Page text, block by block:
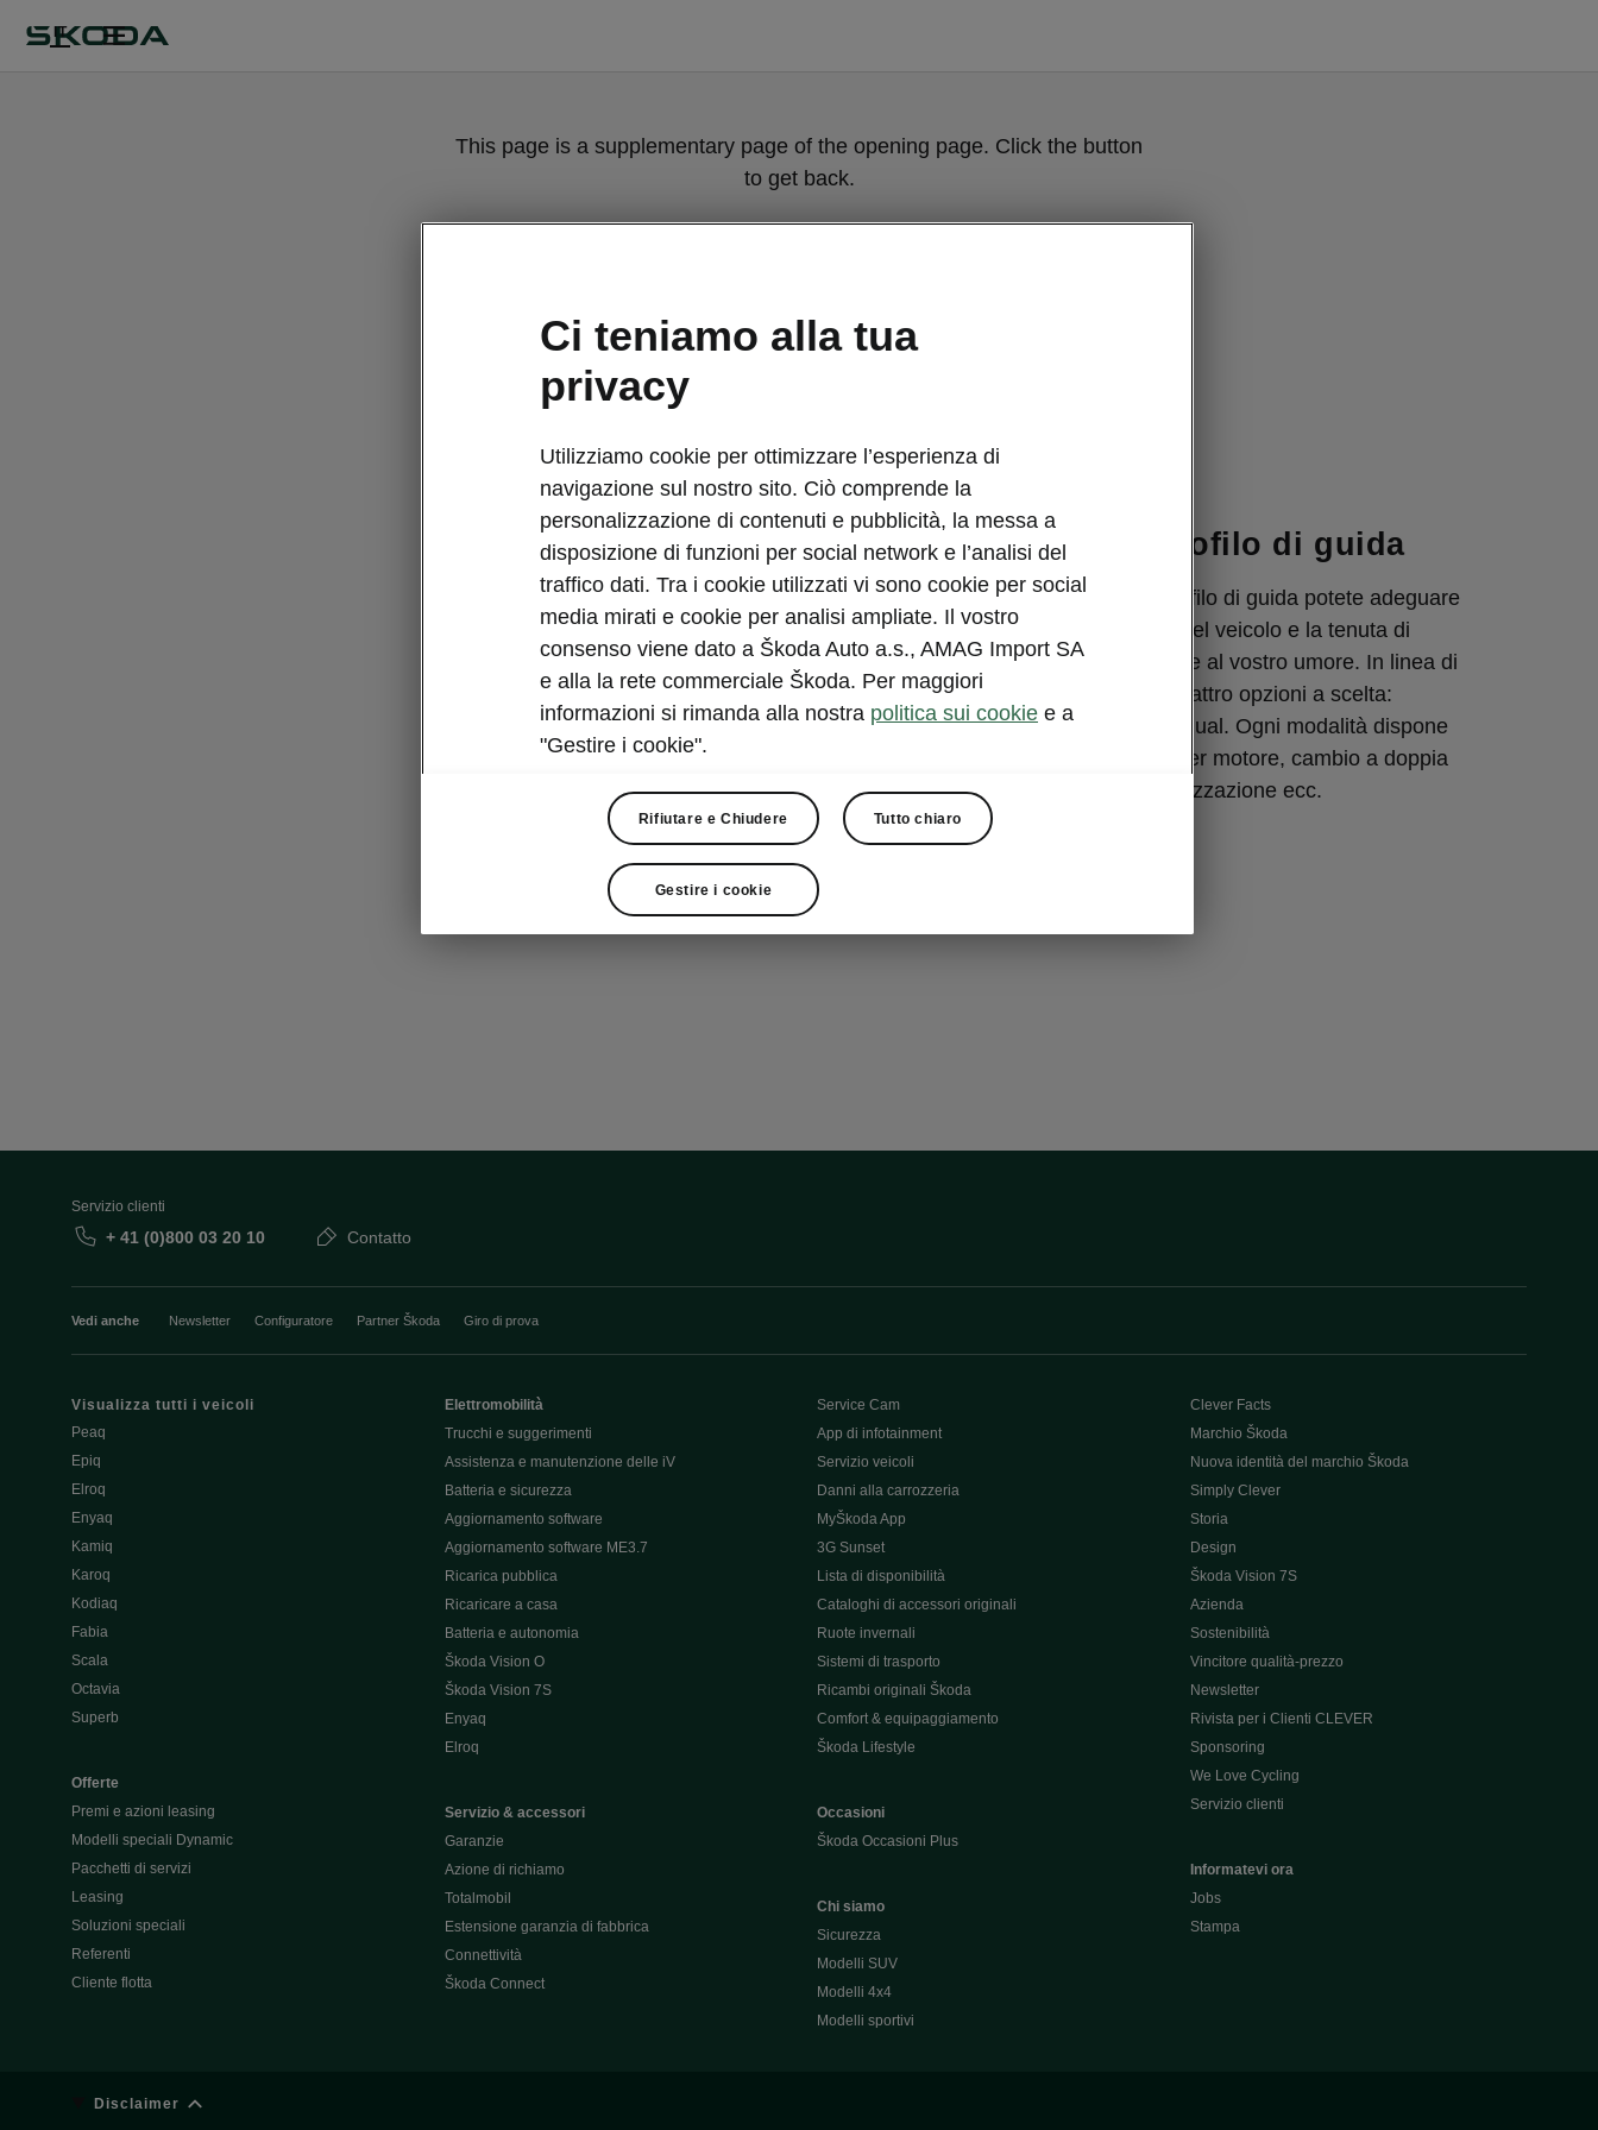
IT
This page is a supplementary page of the opening page. Click the button
to get back.
Škoda Scala – Tecnologia
Selezione del profilo di guida
Tramite la selezione del profilo di guida potete adeguare
alla perfezione i parametri del veicolo e la tenuta di
strada alle vostre esigenze e al vostro umore. In linea di
principio sono disponibili quattro opzioni a scelta:
Normal, Sport, Eco e Individual. Ogni modalità dispone
di impostazioni individuali per motore, cambio a doppia
frizione, servosterzo, climatizzazione ecc.
Servizio clienti
+ 41 (0)800 03 20 10 Contatto
Vedi anche Newsletter Configuratore Partner Škoda Giro di prova
Visualizza tutti i veicoli
Peaq
Epiq
Elroq
Enyaq
Kamiq
Karoq
Kodiaq
Fabia
Scala
Octavia
Superb
Offerte
Premi e azioni leasing
Modelli speciali Dynamic
Pacchetti di servizi
Leasing
Soluzioni speciali
Referenti
Cliente flotta
Elettromobilità
Trucchi e suggerimenti
Assistenza e manutenzione delle iV
Batteria e sicurezza
Aggiornamento software
Aggiornamento software ME3.7
Ricarica pubblica
Ricaricare a casa
Batteria e autonomia
Škoda Vision O
Škoda Vision 7S
Enyaq
Elroq
Servizio & accessori
Garanzie
Azione di richiamo
Totalmobil
Estensione garanzia di fabbrica
Connettività
Škoda Connect
Service Cam
App di infotainment
Servizio veicoli
Danni alla carrozzeria
MyŠkoda App
3G Sunset
Lista di disponibilità
Cataloghi di accessori originali
Ruote invernali
Sistemi di trasporto
Ricambi originali Škoda
Comfort & equipaggiamento
Škoda Lifestyle
Occasioni
Škoda Occasioni Plus
Chi siamo
Sicurezza
Modelli SUV
Modelli 4x4
Modelli sportivi
Clever Facts
Marchio Škoda
Nuova identità del marchio Škoda
Simply Clever
Storia
Design
Škoda Vision 7S
Azienda
Sostenibilità
Vincitore qualità-prezzo
Newsletter
Rivista per i Clienti CLEVER
Sponsoring
We Love Cycling
Servizio clienti
Informatevi ora
Jobs
Stampa
Disclaimer
Ci teniamo alla tua
privacy
Utilizziamo cookie per ottimizzare l’esperienza di
navigazione sul nostro sito. Ciò comprende la
personalizzazione di contenuti e pubblicità, la messa a
disposizione di funzioni per social network e l’analisi del
traffico dati. Tra i cookie utilizzati vi sono cookie per social
media mirati e cookie per analisi ampliate. Il vostro
consenso viene dato a Škoda Auto a.s., AMAG Import SA
e alla la rete commerciale Škoda. Per maggiori
informazioni si rimanda alla nostra politica sui cookie e a
"Gestire i cookie".
Rifiutare e Chiudere Tutto chiaro
Gestire i cookie